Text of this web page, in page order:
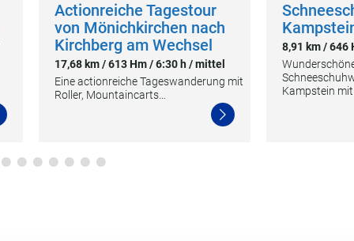
Actionreiche Tagestour
von Mönichkirchen nach
Kirchberg am Wechsel
17,68 km / 613 Hm / 6:30 h / mittel
Eine actionreiche Tageswanderung mit
Roller, Mountaincarts…
8,91 km / 646
Kampstein